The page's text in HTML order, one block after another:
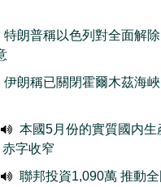
特朗普稱以色列對全面解
伊朗稱已關閉霍爾木茲海
本國5月份的實質國内生
字收窄
聯邦投資1,090萬 推動